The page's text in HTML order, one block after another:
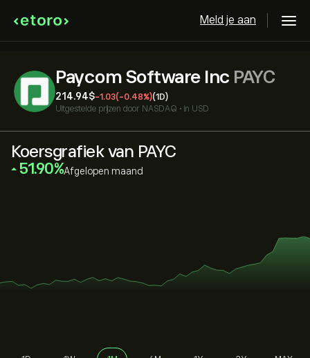
Meld je aan
Paycom Software Inc PAYC
214.94‎$‎-1.03(-0.48%)(1D)
Uitgestelde prijzen door NASDAQ • in USD
Koersgrafiek van PAYC
‎51.90‎ Afgelopen maand